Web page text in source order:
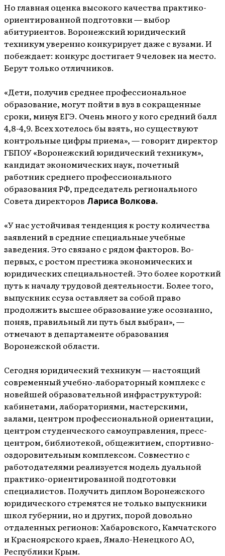
Но главная оценка высокого качества практико-
ориентированной подготовки — выбор
абитуриентов. Воронежский юридический
техникум уверенно конкурирует даже с вузами. И
побеждает: конкурс достигает 9 человек на место.
Берут только отличников.
«Дети, получив среднее профессиональное
образование, могут пойти в вуз в сокращенные
сроки, минуя ЕГЭ. Очень много у кого средний балл
4,8-4,9. Всех хотелось бы взять, но существуют
контрольные цифры приема», — говорит директор
ГБПОУ «Воронежский юридический техникум»,
кандидат экономических наук, почетный
работник среднего профессионального
образования РФ, председатель регионального
Совета директоров Лариса Волкова.
«У нас устойчивая тенденция к росту количества
заявлений в средние специальные учебные
заведения. Это связано с рядом факторов. Во-
первых, с ростом престижа экономических и
юридических специальностей. Это более короткий
путь к началу трудовой деятельности. Более того,
выпускник ссуза оставляет за собой право
продолжить высшее образование уже осознанно,
поняв, правильный ли путь был выбран», —
отмечают в департаменте образования
Воронежской области.
Сегодня юридический техникум — настоящий
современный учебно-лабораторный комплекс с
новейшей образовательной инфраструктурой:
кабинетами, лабораториями, мастерскими,
залами, центром профессиональной ориентации,
центром студенческого самоуправления, пресс-
центром, библиотекой, общежитием, спортивно-
оздоровительным комплексом. Совместно с
работодателями реализуется модель дуальной
практико-ориентированной подготовки
специалистов. Получить диплом Воронежского
юридического стремятся не только выпускники
школ губернии, но и других, порой довольно
отдаленных регионов: Хабаровского, Камчатского
и Красноярского краев, Ямало-Ненецкого АО,
Республики Крым.